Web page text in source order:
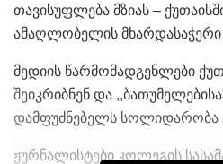
თავისუფლება მზიას –
ამაღლობელის მხარდასაჭერი
მედიის წარმომადგენლები
შეიკრიბნენ და
დამფუძნებელს სოლიდარობა
ჟურნალისტები კოლეგის